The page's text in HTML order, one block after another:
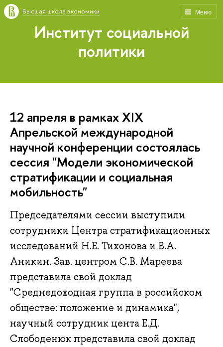
Меню
Высшая школа экономики
Институт социальной
политики
12 апреля в рамках XIX
Апрельской международной
научной конференции состоялась
сессия "Модели экономической
стратификации и социальная
мобильность"
Председателями сессии выступили
сотрудники Центра стратификационных
исследований Н.Е. Тихонова и В.А.
Аникин. Зав. центром С.В. Мареева
представила свой доклад
"Среднедоходная группа в российском
обществе: положение и динамика",
научный сотрудник цента Е.Д.
Слободенюк представила свой доклад